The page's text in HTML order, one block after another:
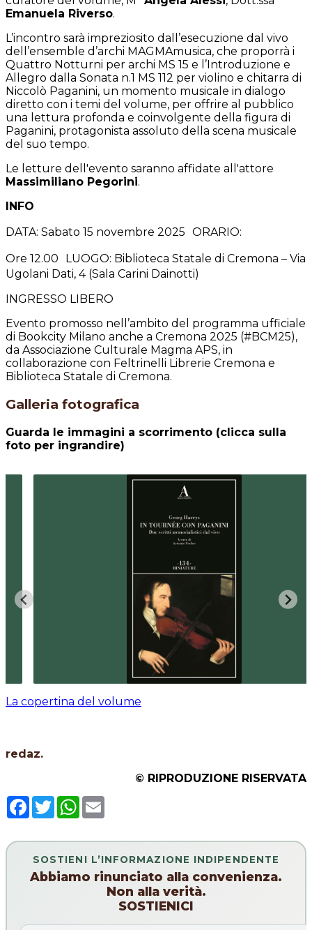
Emanuela Riverso.
L’incontro sarà impreziosito dall’esecuzione dal vivo
dell’ensemble d’archi MAGMAmusica, che proporrà i
Quattro Notturni per archi MS 15 e l’Introduzione e
Allegro dalla Sonata n.1 MS 112 per violino e chitarra di
Niccolò Paganini, un momento musicale in dialogo
diretto con i temi del volume, per offrire al pubblico
una lettura profonda e coinvolgente della figura di
Paganini, protagonista assoluto della scena musicale
del suo tempo.
Le letture dell'evento saranno affidate all'attore
Massimiliano Pegorini.
INFO
DATA: Sabato 15 novembre 2025 ORARIO:
Ore 12.00 LUOGO: Biblioteca Statale di Cremona – Via
Ugolani Dati, 4 (Sala Carini Dainotti)
INGRESSO LIBERO
Evento promosso nell’ambito del programma ufficiale
di Bookcity Milano anche a Cremona 2025 (#BCM25),
da Associazione Culturale Magma APS, in
collaborazione con Feltrinelli Librerie Cremona e
Biblioteca Statale di Cremona.
Galleria fotografica
Guarda le immagini a scorrimento (clicca sulla
foto per ingrandire)
La copertina del volume
redaz.
© RIPRODUZIONE RISERVATA
Facebook
TwitterWhatsApp
SOSTIENI L’INFORMAZIONE INDIPENDENTE
Abbiamo rinunciato alla convenienza.
Non alla verità.
SOSTIENICI